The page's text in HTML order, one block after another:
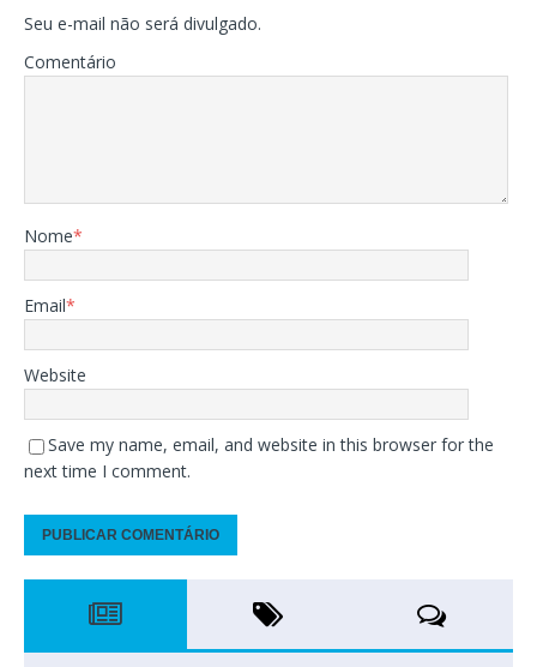
Seu e-mail não será divulgado.
Comentário
Nome*
Email*
Website
Save my name, email, and website in this browser for the
next time I comment.